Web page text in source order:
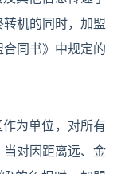
机的同时，加盟
同书》中规定的
为单位，对所有
对因距离远、金